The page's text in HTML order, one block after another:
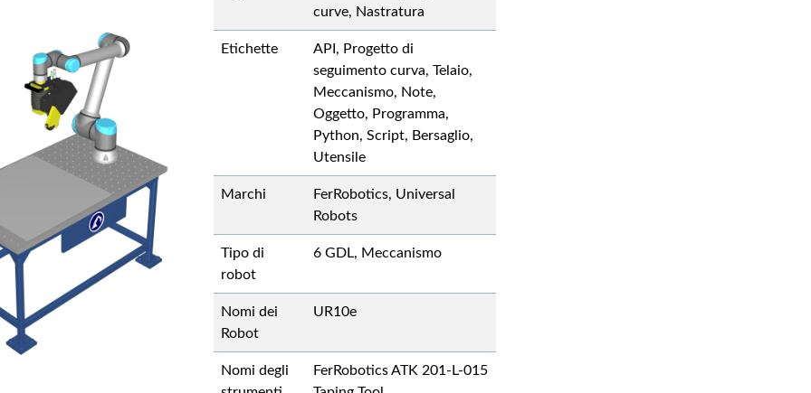
curve, Nastratura
Etichette
API, Progetto di
seguimento curva, Telaio,
Meccanismo, Note,
Oggetto, Programma,
Python, Script, Bersaglio,
Utensile
Marchi
FerRobotics, Universal
Robots
Tipo di
robot
6 GDL, Meccanismo
Nomi dei
Robot
UR10e
Nomi degli
FerRobotics ATK 201-L-015